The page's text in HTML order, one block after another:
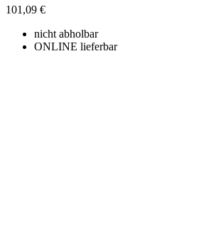
101,09 €
nicht abholbar
ONLINE lieferbar